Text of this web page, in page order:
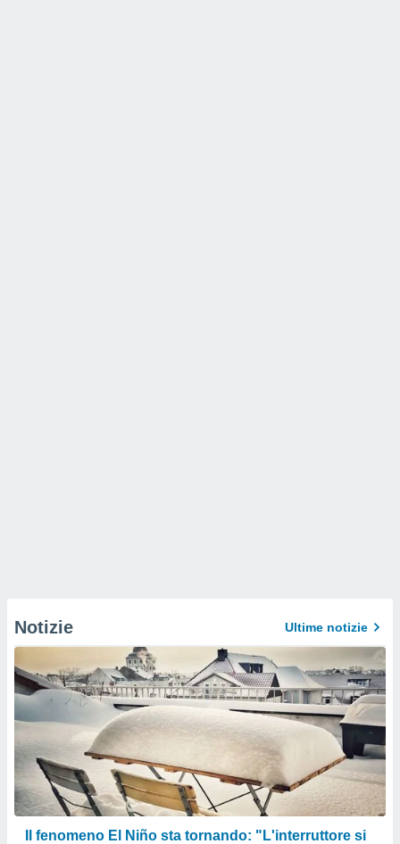
Notizie Ultime notizie
Il fenomeno El Niño sta tornando: "L'interruttore si